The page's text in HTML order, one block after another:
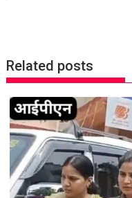
v
i
g
a
t
i
o
n
Related posts